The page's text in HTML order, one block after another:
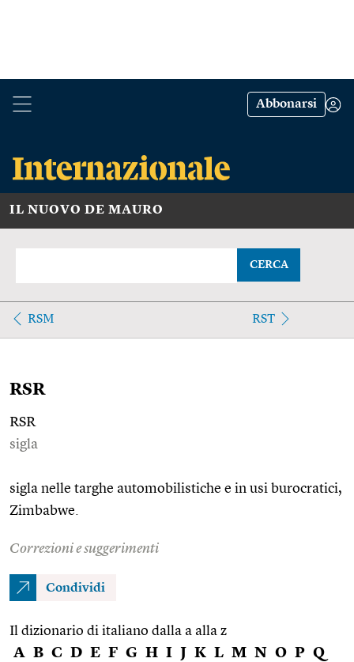
Abbonarsi
IL NUOVO DE MAURO
CERCA
RSM RST
RSR
RSR
sigla
sigla nelle targhe automobilistiche e in usi burocratici,
Zimbabwe.
Correzioni e suggerimenti
Condividi
Il dizionario di italiano dalla a alla z
A B C D E F G H I J K L M N O P Q